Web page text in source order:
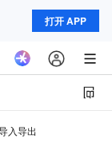
打开 APP
入导出